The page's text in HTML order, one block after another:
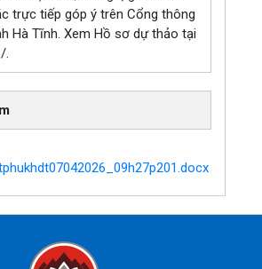
trực tiếp góp ý trên Cổng thông
Hà Tĩnh. Xem Hồ sơ dự thảo tại
.